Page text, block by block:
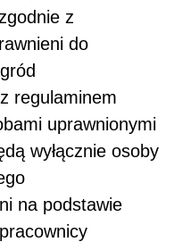
z
do
regulaminem
uprawnionymi
wyłącznie osoby
na podstawie